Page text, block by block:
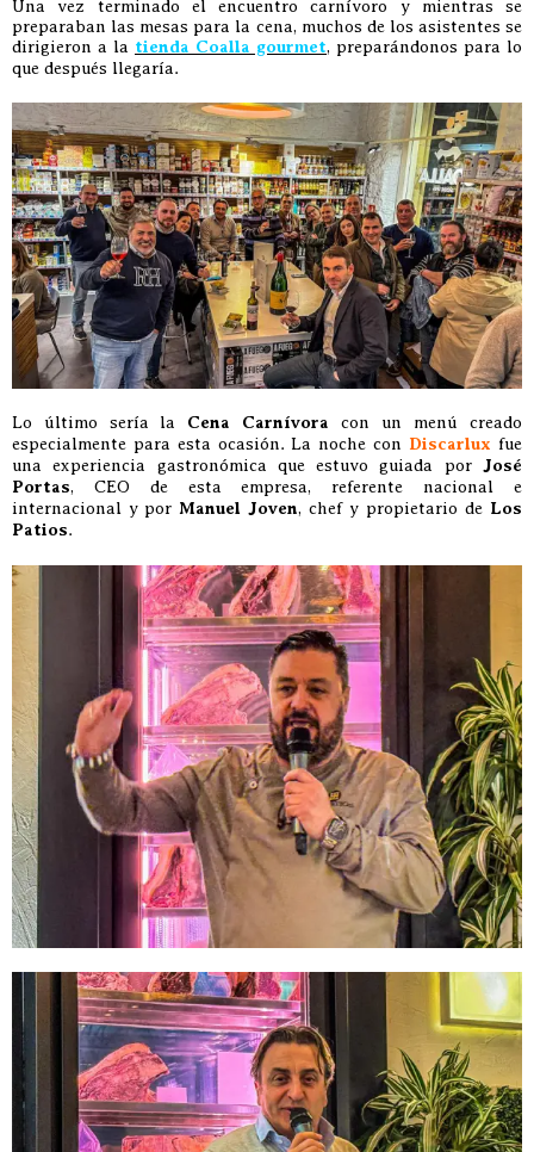
Una vez terminado el encuentro carnívoro y mientras se
preparaban las mesas para la cena, muchos de los asistentes se
dirigieron a la tienda Coalla gourmet, preparándonos para lo
que después llegaría.
Lo último sería la Cena Carnívora con un menú creado
especialmente para esta ocasión. La noche con Discarlux fue
una experiencia gastronómica que estuvo guiada por José
Portas, CEO de esta empresa, referente nacional e
internacional y por Manuel Joven, chef y propietario de Los
Patios.